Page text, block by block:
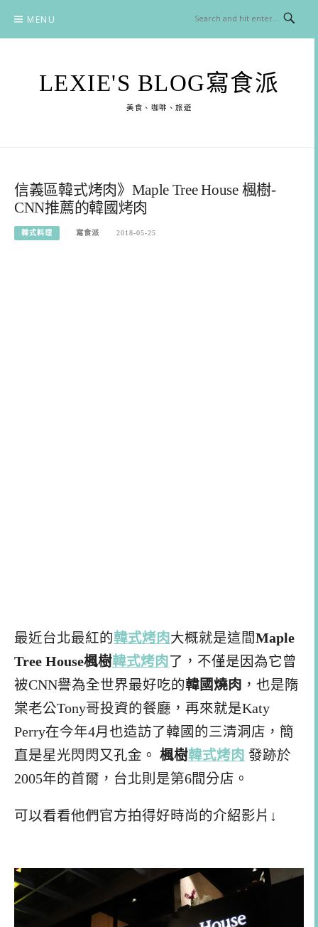
content
MENU
LEXIE'S BLOG寫食派
美食、咖啡、旅遊
信義區韓式烤肉》Maple Tree House 楓樹-
CNN推薦的韓國烤肉
韓式料理 寫食派 2018-05-25
最近台北最紅的韓式烤肉 大概就是這間Maple
Tree House楓樹韓式烤肉 了，不僅是因為它曾
被CNN譽為全世界最好吃的韓國燒肉 ，也是隋
棠老公Tony哥投資的餐廳，再來就是Katy
Perry在今年4月也造訪了韓國的三清洞店，簡
直是星光閃閃又孔金。 楓樹韓式烤肉 發跡於
2005年的首爾，台北則是第6間分店。
可以看看他們官方拍得好時尚的介紹影片↓